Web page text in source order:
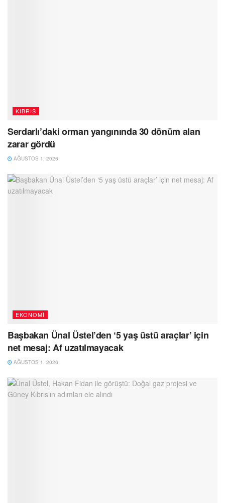
KIBRIS
Serdarlı’daki orman yangınında 30 dönüm alan
zarar gördü
AĞUSTOS 1, 2026
EKONOMI
Başbakan Ünal Üstel’den ‘5 yaş üstü araçlar’ için
net mesaj: Af uzatılmayacak
AĞUSTOS 1, 2026